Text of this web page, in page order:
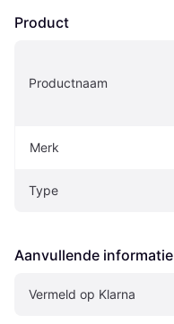
Product
Productnaam
Merk
Type
Aanvullende informatie
Vermeld op Klarna